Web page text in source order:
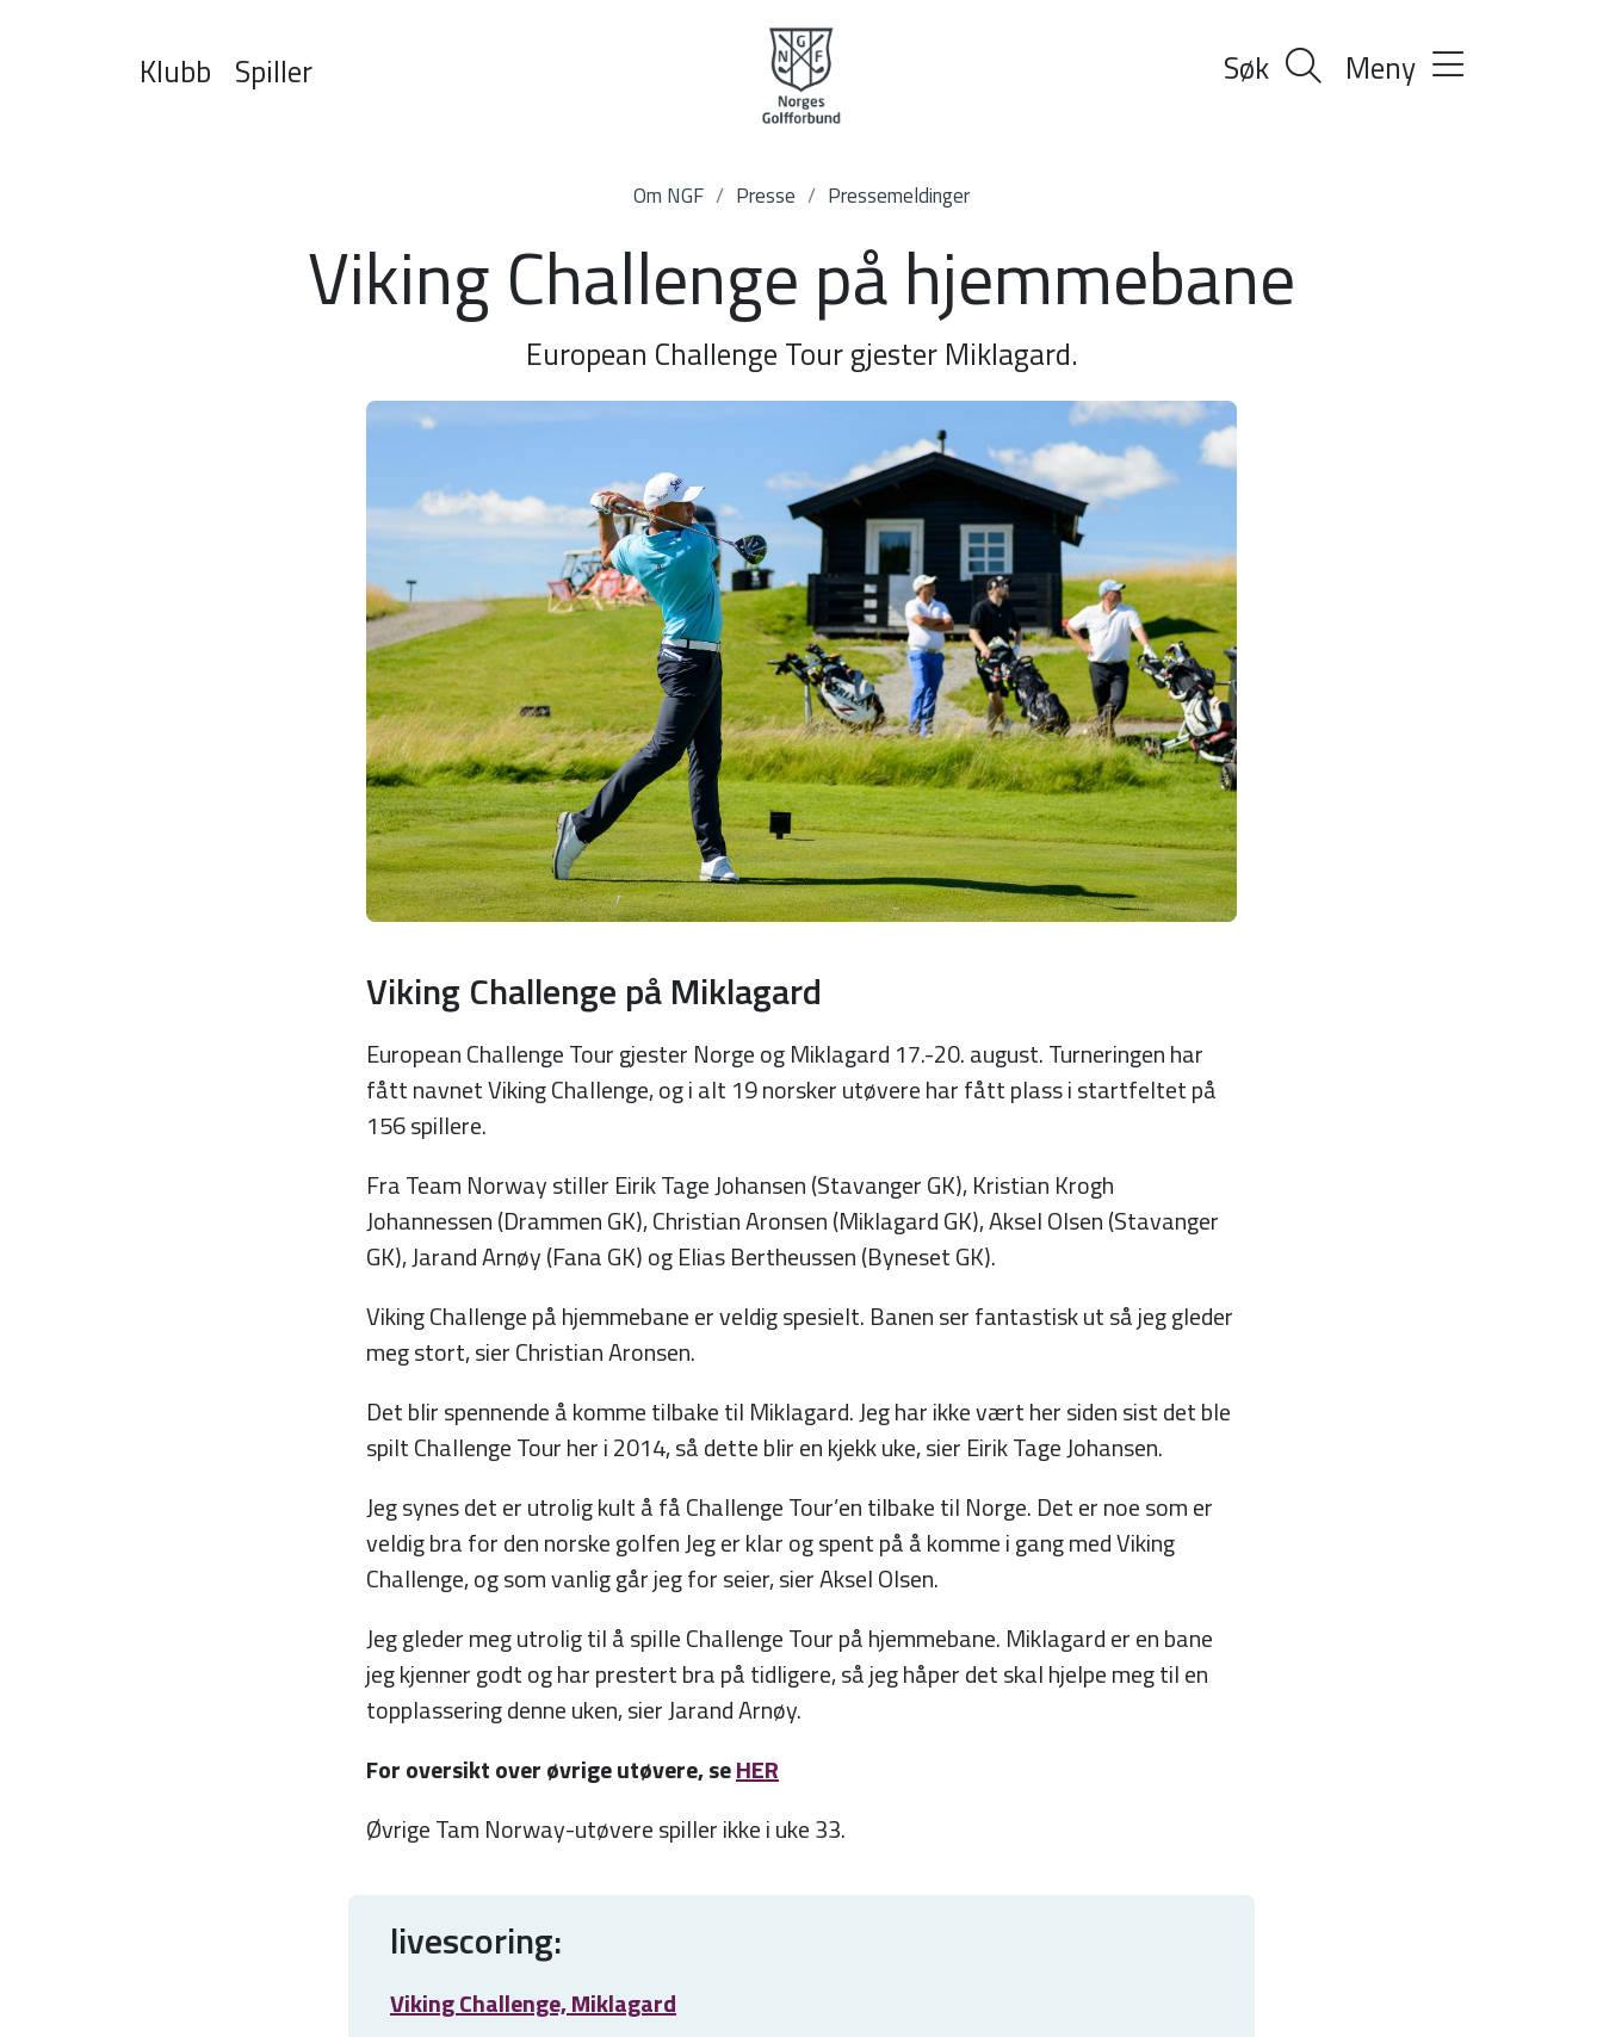
Klubb Spiller Søk Meny
Om NGF Presse Pressemeldinger
Viking Challenge på hjemmebane
European Challenge Tour gjester Miklagard.
Viking Challenge på Miklagard
European Challenge Tour gjester Norge og Miklagard 17.-20. august. Turneringen har
fått navnet Viking Challenge, og i alt 19 norsker utøvere har fått plass i startfeltet på
156 spillere.
Fra Team Norway stiller Eirik Tage Johansen (Stavanger GK), Kristian Krogh
Johannessen (Drammen GK), Christian Aronsen (Miklagard GK), Aksel Olsen (Stavanger
GK), Jarand Arnøy (Fana GK) og Elias Bertheussen (Byneset GK).
Viking Challenge på hjemmebane er veldig spesielt. Banen ser fantastisk ut så jeg gleder
meg stort, sier Christian Aronsen.
Det blir spennende å komme tilbake til Miklagard. Jeg har ikke vært her siden sist det ble
spilt Challenge Tour her i 2014, så dette blir en kjekk uke, sier Eirik Tage Johansen.
Jeg synes det er utrolig kult å få Challenge Tour’en tilbake til Norge. Det er noe som er
veldig bra for den norske golfen Jeg er klar og spent på å komme i gang med Viking
Challenge, og som vanlig går jeg for seier, sier Aksel Olsen.
Jeg gleder meg utrolig til å spille Challenge Tour på hjemmebane. Miklagard er en bane
jeg kjenner godt og har prestert bra på tidligere, så jeg håper det skal hjelpe meg til en
topplassering denne uken, sier Jarand Arnøy.
For oversikt over øvrige utøvere, seHER
Øvrige Tam Norway-utøvere spiller ikke i uke 33.
livescoring:
Viking Challenge, Miklagard